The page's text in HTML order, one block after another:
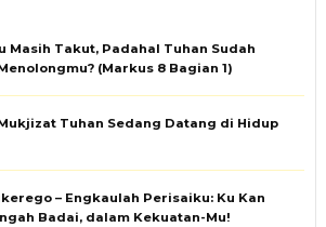
Masih Takut, Padahal Tuhan Sudah
(Markus 8 Bagian 1)
Tuhan Sedang Datang di Hidup
– Engkaulah Perisaiku: Ku Kan
Badai, dalam Kekuatan-Mu!